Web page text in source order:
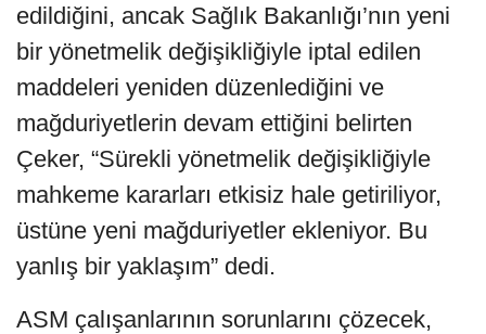
edildiğini, ancak Sağlık Bakanlığı’nın yeni
bir yönetmelik değişikliğiyle iptal edilen
maddeleri yeniden düzenlediğini ve
mağduriyetlerin devam ettiğini belirten
Çeker, “Sürekli yönetmelik değişikliğiyle
mahkeme kararları etkisiz hale getiriliyor,
üstüne yeni mağduriyetler ekleniyor. Bu
yanlış bir yaklaşım” dedi.
ASM çalışanlarının sorunlarını çözecek,